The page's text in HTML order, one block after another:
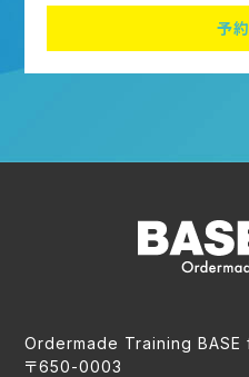
予
Ordermade Training BASE
〒650-0003